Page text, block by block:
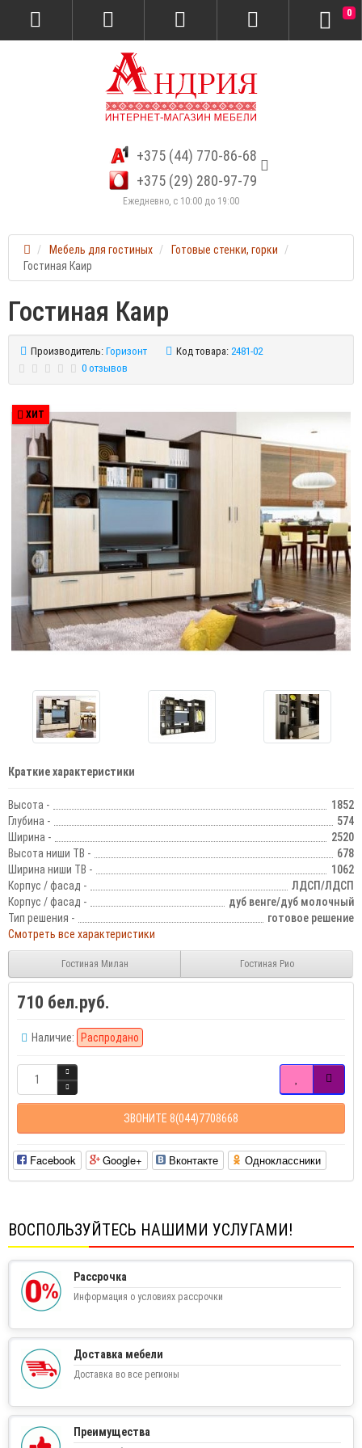
+375 (44) 770-86-68
+375 (29) 280-97-79
Ежедневно, с 10:00 до 19:00
0
Мебель для гостиных
Готовые стенки, горки
Гостиная Каир
Гостиная Каир
Производитель: Горизонт Код товара: 2481-02
0 отзывов
ХИТ
Краткие характеристики
Высота -
1852
Глубина -
574
Ширина -
2520
Высота ниши ТВ -
678
Ширина ниши ТВ -
1062
Корпус / фасад -
ЛДСП/ЛДСП
Корпус / фасад -
дуб венге/дуб молочный
Тип решения -
готовое решение
Смотреть все характеристики
Гостиная Милан Гостиная Рио
710 бел.руб.
Наличие: Распродано
ЗВОНИТЕ 8(044)7708668
Facebook Google+ Вконтакте Одноклассники
ВОСПОЛЬЗУЙТЕСЬ НАШИМИ УСЛУГАМИ!
Рассрочка
Информация о условиях рассрочки
Доставка мебели
Доставка во все регионы
Преимущества